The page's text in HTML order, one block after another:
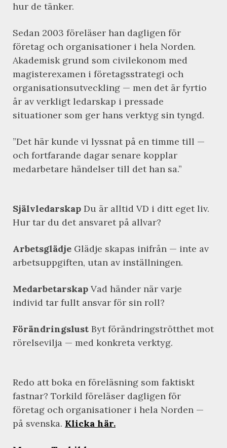
hur de tänker.
Sedan 2003 föreläser han dagligen för
företag och organisationer i hela Norden.
Akademisk grund som civilekonom med
magisterexamen i företagsstrategi och
organisationsutveckling — men det är fyrtio
år av verkligt ledarskap i pressade
situationer som ger hans verktyg sin tyngd.
”Det här kunde vi lyssnat på en timme till —
och fortfarande dagar senare kopplar
medarbetare händelser till det han sa.”
Självledarskap Du är alltid VD i ditt eget liv.
Hur tar du det ansvaret på allvar?
Arbetsglädje Glädje skapas inifrån — inte av
arbetsuppgiften, utan av inställningen.
Medarbetarskap Vad händer när varje
individ tar fullt ansvar för sin roll?
Förändringslust Byt förändringströtthet mot
rörelsevilja — med konkreta verktyg.
Redo att boka en föreläsning som faktiskt
fastnar? Torkild föreläser dagligen för
företag och organisationer i hela Norden —
på svenska. Klicka här.